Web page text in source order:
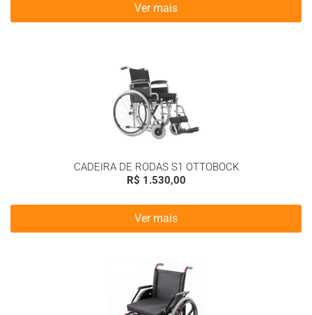
Ver mais
CADEIRA DE RODAS S1 OTTOBOCK
R$ 1.530,00
Ver mais